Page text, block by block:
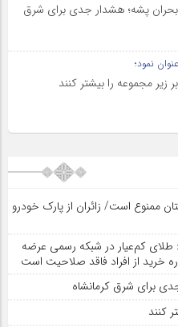
بحران پشه؛ هشدار جدی برای شرق
نمود؛
زیر مجموعه را بیشتر کنند
ممنوع است/ زائران از پارک خودرو
طلای کم‌عیار در شبکه رسمی عرضه
خرید از افراد فاقد صلاحیت است
برای شرق کرمانشاه
کنند